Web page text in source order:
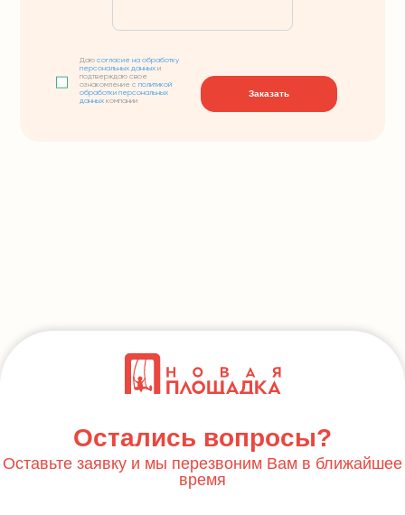
Даюсогласие на обработку
персональных данных и
подтверждаю свое
ознакомление сполитикой
обработки персональных
данных компании
Заказать
Остались вопросы?
Оставьте заявку и мы перезвоним Вам в ближайшее
время